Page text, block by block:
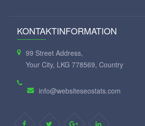
KONTAKTINFORMATION
99 Street Address,
Your City, LKG 778569, Country
info@websiteseostats.com